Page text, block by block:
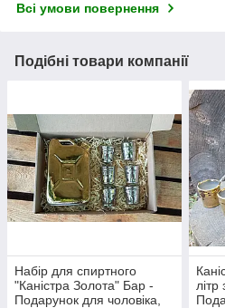
Всі умови повернення
Подібні товари компанії
Набір для спиртного
"Каністра Золота" Бар -
Подарунок для чоловіка,